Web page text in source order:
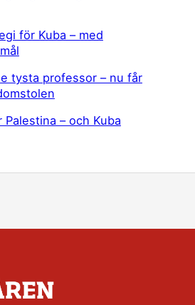
för Kuba – med
tysta professor – nu får
– och Kuba